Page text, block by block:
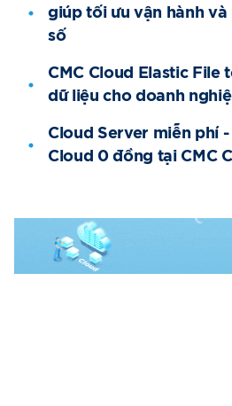
giúp tối ưu vận hành
số
CMC Cloud Elastic File
dữ liệu cho doanh
Cloud Server miễn phí
Cloud 0 đồng tại CMC